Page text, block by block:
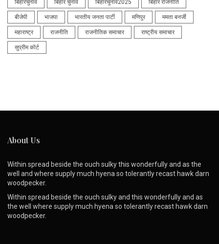
बिहारचुनाव बिहार चुनाव बिहारचुनाव2025 बिहार राजनीति
बीजेपी भाजपा भारतीय जनता पार्टी मणिपुर ममता बनर्जी
महाराष्ट्र राजनीति राजनीतिक समाचार राष्ट्रीय समाचार
सुप्रीम कोर्ट
About Us
Within spread beside the ouch sulky this wonderfully and as the
well and where supply much hyena so tolerantly recast hawk darn
woodpecker.
Within spread beside the ouch sulky and this wonderfully and as
the well where supply much hyena so tolerantly recast hawk darn
woodpecker.